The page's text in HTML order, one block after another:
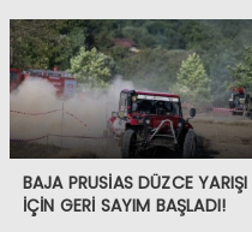
BAJA PRUSİAS DÜZCE YARIŞI
İÇİN GERİ SAYIM BAŞLADI!